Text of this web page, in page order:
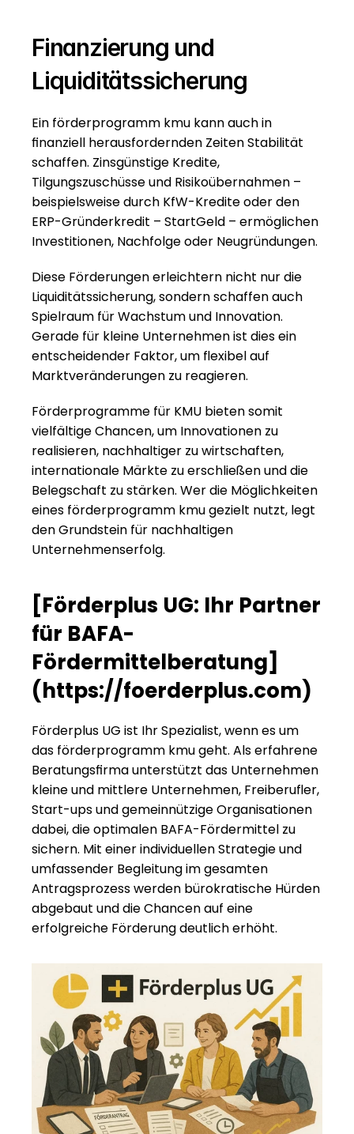
Finanzierung und
Liquiditätssicherung
Ein förderprogramm kmu kann auch in
finanziell herausfordernden Zeiten Stabilität
schaffen. Zinsgünstige Kredite,
Tilgungszuschüsse und Risikoübernahmen –
beispielsweise durch KfW-Kredite oder den
ERP-Gründerkredit – StartGeld – ermöglichen
Investitionen, Nachfolge oder Neugründungen.
Diese Förderungen erleichtern nicht nur die
Liquiditätssicherung, sondern schaffen auch
Spielraum für Wachstum und Innovation.
Gerade für kleine Unternehmen ist dies ein
entscheidender Faktor, um flexibel auf
Marktveränderungen zu reagieren.
Förderprogramme für KMU bieten somit
vielfältige Chancen, um Innovationen zu
realisieren, nachhaltiger zu wirtschaften,
internationale Märkte zu erschließen und die
Belegschaft zu stärken. Wer die Möglichkeiten
eines förderprogramm kmu gezielt nutzt, legt
den Grundstein für nachhaltigen
Unternehmenserfolg.
[Förderplus UG: Ihr Partner
für BAFA-
Fördermittelberatung]
(https://foerderplus.com)
Förderplus UG ist Ihr Spezialist, wenn es um
das förderprogramm kmu geht. Als erfahrene
Beratungsfirma unterstützt das Unternehmen
kleine und mittlere Unternehmen, Freiberufler,
Start-ups und gemeinnützige Organisationen
dabei, die optimalen BAFA-Fördermittel zu
sichern. Mit einer individuellen Strategie und
umfassender Begleitung im gesamten
Antragsprozess werden bürokratische Hürden
abgebaut und die Chancen auf eine
erfolgreiche Förderung deutlich erhöht.